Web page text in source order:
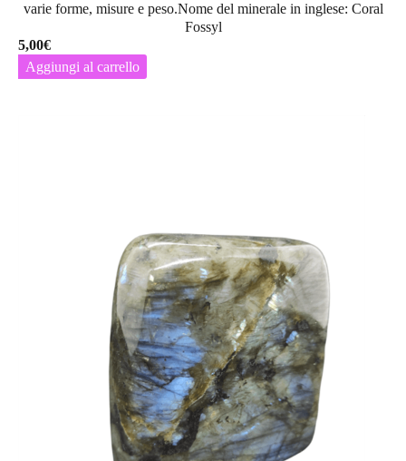
varie forme, misure e peso.Nome del minerale in inglese: Coral
Fossyl
5,00€
Aggiungi al carrello